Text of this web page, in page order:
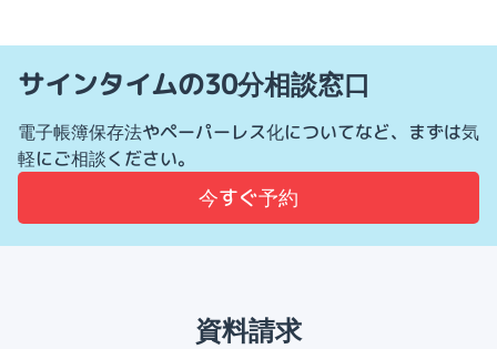
サインタイムの30分相談窓口
電子帳簿保存法やペーパーレス化についてなど、まずは気
軽にご相談ください。
今すぐ予約
資料請求